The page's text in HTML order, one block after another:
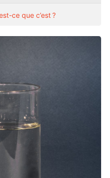
ce que c’est ?